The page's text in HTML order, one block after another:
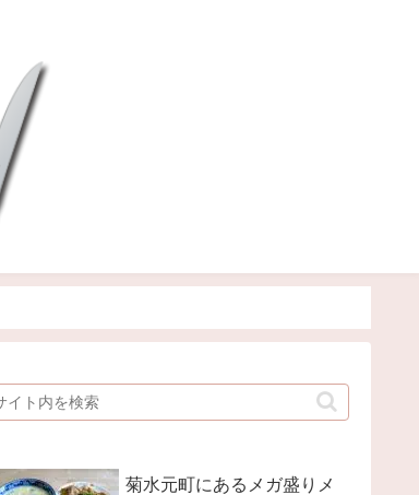
菊水元町にあるメガ盛りメ